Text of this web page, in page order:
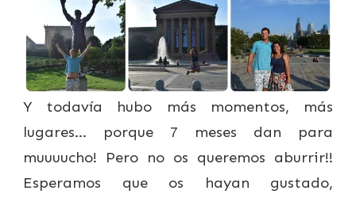
Y todavía hubo más momentos, más
lugares… porque 7 meses dan para
muuuucho! Pero no os queremos aburrir!!
Esperamos que os hayan gustado,